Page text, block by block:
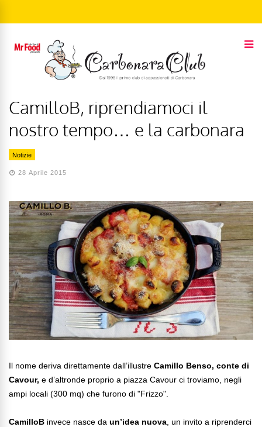
CamilloB, riprendiamoci il
nostro tempo… e la carbonara
Notizie
28 Aprile 2015
Il nome deriva direttamente dall’illustre Camillo Benso, conte di
Cavour, e d’altronde proprio a piazza Cavour ci troviamo, negli
ampi locali (300 mq) che furono di "Frizzo".
CamilloB invece nasce da un’idea nuova , un invito a riprenderci